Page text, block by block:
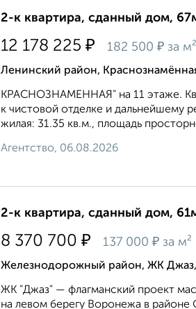
2-к квартира, сданный дом,
12 178 225 ₽ 182 500 ₽ за м²
Ленинский район,
КРАСНОЗНАМЕННАЯ" на 11 этаже.
к чистовой отделке и дальнейшему
жилая: 31.35 кв.м., площадь
Агентство, 06.08.2026
2-к квартира, сданный дом,
8 370 700 ₽ 137 000 ₽ за м²
Железнодорожный район, ЖК Джаз,
ЖК "Джаз" — флагманский проект
на левом берегу Воронежа в районе